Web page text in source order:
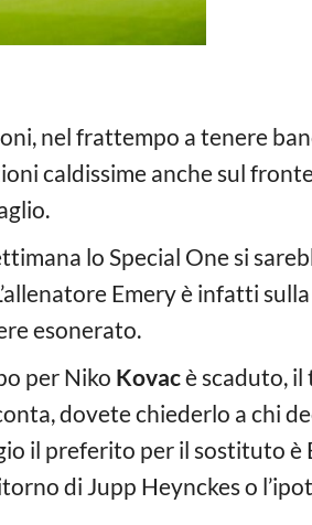
nel frattempo a tenere
caldissime anche sul
lo Special One si
Emery è infatti sulla
esonerato.
per Niko Kovacè scaduto, il
dovete chiederlo a chi
il preferito per il sostituto è
di Jupp Heynckes o